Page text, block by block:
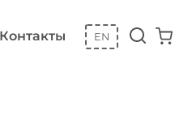
Контакты EN